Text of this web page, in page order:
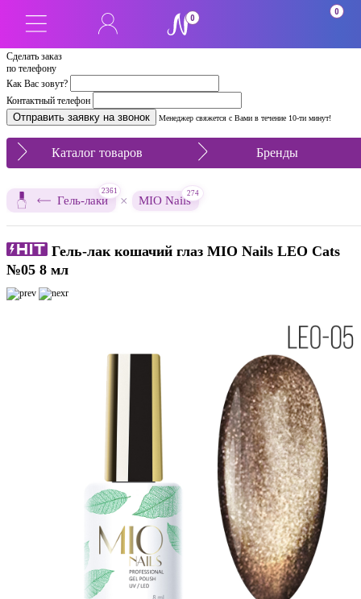
Сделать заказ
по телефону
Как Вас зовут?
Контактный телефон
Менеджер свяжется с Вами в течение 10-ти минут!
0
0
Каталог товаров Бренды
Гель-лаки
2361
× MIO Nails
274
Гель-лак кошачий глаз MIO Nails LEO Cats
№05 8 мл